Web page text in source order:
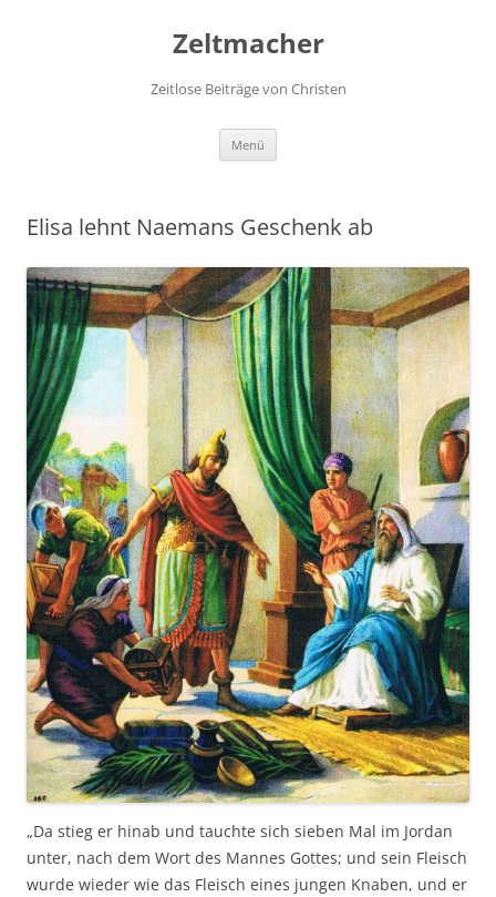
Zeltmacher
Zeitlose Beiträge von Christen
Menü
Elisa lehnt Naemans Geschenk ab
„Da stieg er hinab und tauchte sich sieben Mal im Jordan
unter, nach dem Wort des Mannes Gottes; und sein Fleisch
wurde wieder wie das Fleisch eines jungen Knaben, und er